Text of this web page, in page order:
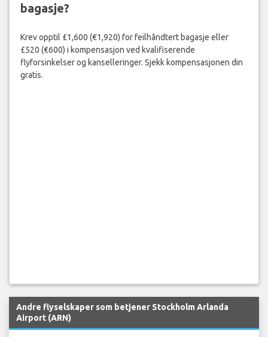
bagasje?
Krev opptil £1,600 (€1,920) for feilhåndtert bagasje eller
£520 (€600) i kompensasjon ved kvalifiserende
flyforsinkelser og kanselleringer. Sjekk kompensasjonen din
gratis.
Andre flyselskaper som betjener Stockholm Arlanda
Airport (ARN)